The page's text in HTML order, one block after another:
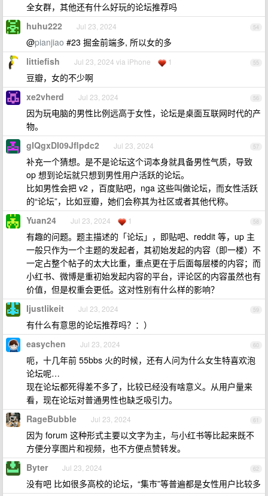
全女群，其他还有什么好玩的论坛推荐吗
54
huhu222 Jul 23, 2024
@pianjiao #23 掘金前端多, 所以女的多
55
littiefish Jul 23, 2024 via iPhone 1
豆瓣，女的不少啊
56
xe2vherd Jul 23, 2024
因为玩电脑的男性比例远高于女性，论坛是桌面互联网时代的产
物。
57
gIQgxDI09Jflpdc2 Jul 23, 2024
补充一个猜想。是不是论坛这个词本身就具备男性气质，导致
op 想到论坛就只想到男性用户活跃的论坛。
比如男性会把 v2 ，百度贴吧，nga 这些叫做论坛，而女性活跃
的“论坛”，比如豆瓣，她们会称其为社区或者其他代称。
58
Yuan24 Jul 23, 2024 1
有趣的问题。题主描述的「论坛」，即贴吧、reddit 等，up 主
一般只作为一个主题的发起者，其初始发起的内容（即一楼）不
一定占整个帖子的太大比重，重点更在于后面每层楼的内容；而
小红书、微博是重初始发起内容的平台，评论区的内容虽然也有
价值，但是权重会更低。这对性别有什么样的影响？
59
Ijustlikeit Jul 23, 2024
有什么有意思的论坛推荐吗？：）
60
easychen Jul 23, 2024
呃，十几年前 55bbs 火的时候，还有人问为什么女生特喜欢泡
论坛呢…
现在论坛都死得差不多了，比较已经没有啥意义。从用户量来
看，现在论坛对普通男性也缺乏吸引力。
61
RageBubble Jul 23, 2024
因为 forum 这种形式主要以文字为主，与小红书等比起来既不
方便分享图片和视频，也不方便点赞转发。
62
Byter Jul 23, 2024
没有吧 比如很多高校的论坛，“集市”等普遍都是女性用户比较多